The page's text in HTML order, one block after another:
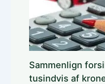
Sammenlign
tusindvis af